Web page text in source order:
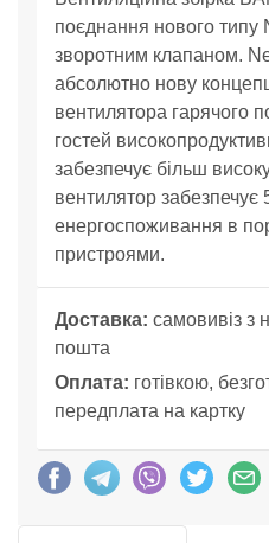
поєднання нового типу
зворотним клапаном.
абсолютно нову
вентилятора гарячого
гостей
забезпечує більш
вентилятор забезпечує
енергоспоживання в
пристроями.
Доставка: самовивіз з
пошта
Оплата: готівкою,
передплата на картку